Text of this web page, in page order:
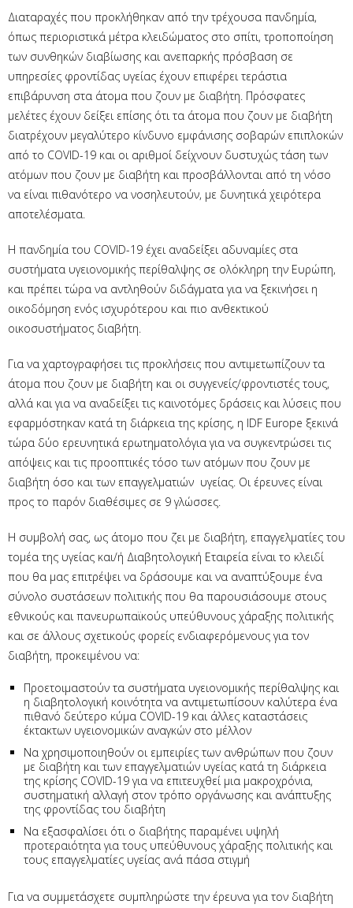
Διαταραχές που προκλήθηκαν από την τρέχουσα πανδημία,
όπως περιοριστικά μέτρα κλειδώματος στο σπίτι, τροποποίηση
των συνθηκών διαβίωσης και ανεπαρκής πρόσβαση σε
υπηρεσίες φροντίδας υγείας έχουν επιφέρει τεράστια
επιβάρυνση στα άτομα που ζουν με διαβήτη. Πρόσφατες
μελέτες έχουν δείξει επίσης ότι τα άτομα που ζουν με διαβήτη
διατρέχουν μεγαλύτερο κίνδυνο εμφάνισης σοβαρών επιπλοκών
από το COVID-19 και οι αριθμοί δείχνουν δυστυχώς τάση των
ατόμων που ζουν με διαβήτη και προσβάλλονται από τη νόσο
να είναι πιθανότερο να νοσηλευτούν, με δυνητικά χειρότερα
αποτελέσματα.
Η πανδημία του COVID-19 έχει αναδείξει αδυναμίες στα
συστήματα υγειονομικής περίθαλψης σε ολόκληρη την Ευρώπη,
και πρέπει τώρα να αντληθούν διδάγματα για να ξεκινήσει η
οικοδόμηση ενός ισχυρότερου και πιο ανθεκτικού
οικοσυστήματος διαβήτη.
Για να χαρτογραφήσει τις προκλήσεις που αντιμετωπίζουν τα
άτομα που ζουν με διαβήτη και οι συγγενείς/φροντιστές τους,
αλλά και για να αναδείξει τις καινοτόμες δράσεις και λύσεις που
εφαρμόστηκαν κατά τη διάρκεια της κρίσης, η IDF Europe ξεκινά
τώρα δύο ερευνητικά ερωτηματολόγια για να συγκεντρώσει τις
απόψεις και τις προοπτικές τόσο των ατόμων που ζουν με
διαβήτη όσο και των επαγγελματιών υγείας. Οι έρευνες είναι
προς το παρόν διαθέσιμες σε 9 γλώσσες.
Η συμβολή σας, ως άτομο που ζει με διαβήτη, επαγγελματίες του
τομέα της υγείας και/ή Διαβητολογική Εταιρεία είναι το κλειδί
που θα μας επιτρέψει να δράσουμε και να αναπτύξουμε ένα
σύνολο συστάσεων πολιτικής που θα παρουσιάσουμε στους
εθνικούς και πανευρωπαϊκούς υπεύθυνους χάραξης πολιτικής
και σε άλλους σχετικούς φορείς ενδιαφερόμενους για τον
διαβήτη, προκειμένου να:
Προετοιμαστούν τα συστήματα υγειονομικής περίθαλψης και
η διαβητολογική κοινότητα να αντιμετωπίσουν καλύτερα ένα
πιθανό δεύτερο κύμα COVID-19 και άλλες καταστάσεις
έκτακτων υγειονομικών αναγκών στο μέλλον
Να χρησιμοποιηθούν οι εμπειρίες των ανθρώπων που ζουν
με διαβήτη και των επαγγελματιών υγείας κατά τη διάρκεια
της κρίσης COVID-19 για να επιτευχθεί μια μακροχρόνια,
συστηματική αλλαγή στον τρόπο οργάνωσης και ανάπτυξης
της φροντίδας του διαβήτη
Να εξασφαλίσει ότι ο διαβήτης παραμένει υψηλή
προτεραιότητα για τους υπεύθυνους χάραξης πολιτικής και
τους επαγγελματίες υγείας ανά πάσα στιγμή
Για να συμμετάσχετε συμπληρώστε την έρευνα για τον διαβήτη